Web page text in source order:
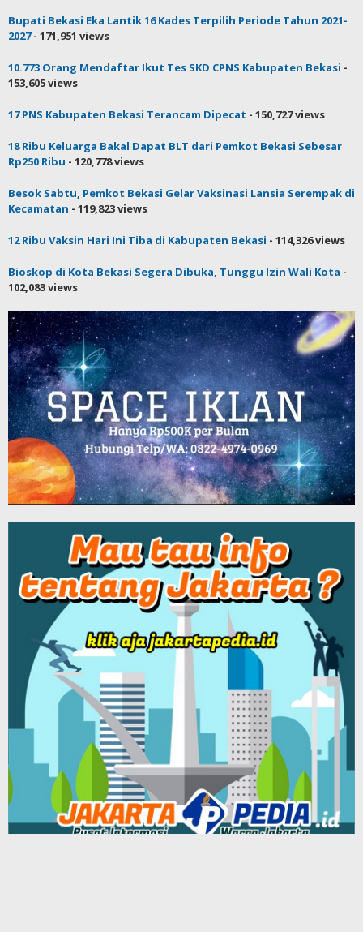
Bupati Bekasi Eka Lantik 16 Kades Terpilih Periode Tahun 2021-
2027- 171,951 views
10.773 Orang Mendaftar Ikut Tes SKD CPNS Kabupaten Bekasi -
153,605 views
17 PNS Kabupaten Bekasi Terancam Dipecat - 150,727 views
18 Ribu Keluarga Bakal Dapat BLT dari Pemkot Bekasi Sebesar
Rp250 Ribu - 120,778 views
Besok Sabtu, Pemkot Bekasi Gelar Vaksinasi Lansia Serempak di
Kecamatan - 119,823 views
12 Ribu Vaksin Hari Ini Tiba di Kabupaten Bekasi - 114,326 views
Bioskop di Kota Bekasi Segera Dibuka, Tunggu Izin Wali Kota -
102,083 views